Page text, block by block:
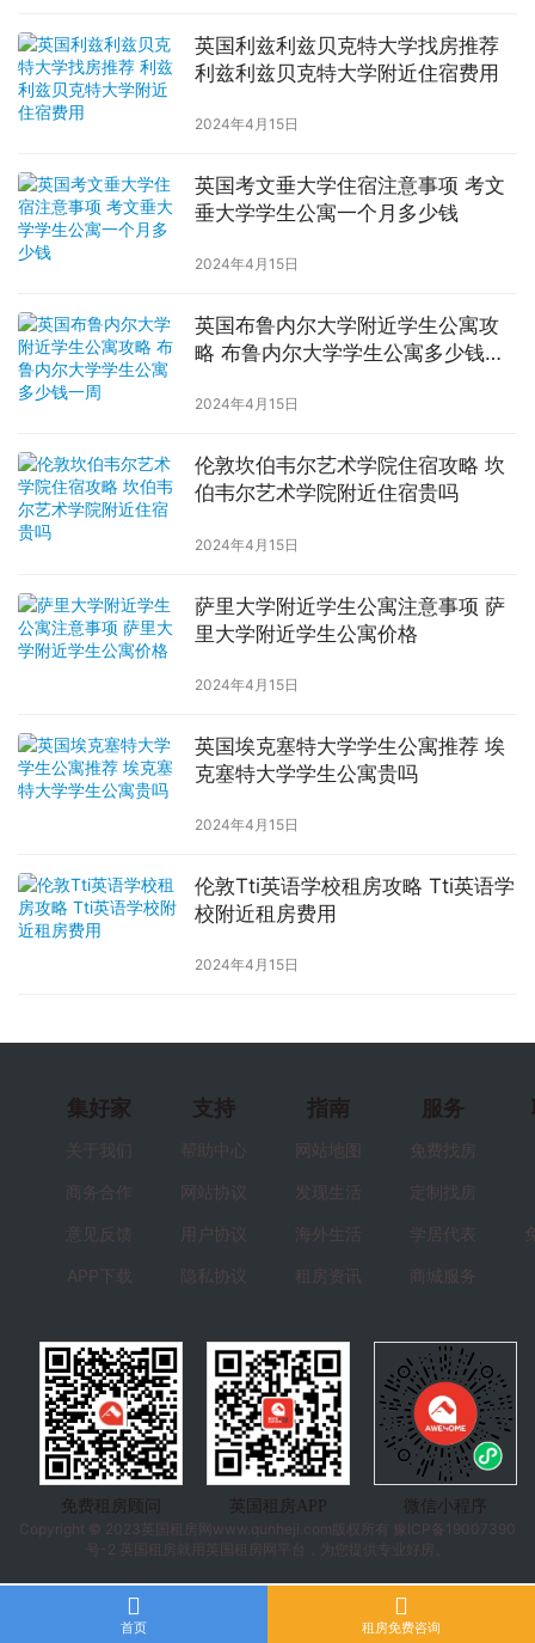
英国利兹利兹贝克特大学找房推荐
利兹利兹贝克特大学附近住宿费用
2024年4月15日
英国考文垂大学住宿注意事项 考文
垂大学学生公寓一个月多少钱
2024年4月15日
英国布鲁内尔大学附近学生公寓攻
略 布鲁内尔大学学生公寓多少钱一
2024年4月15日
伦敦坎伯韦尔艺术学院住宿攻略 坎
伯韦尔艺术学院附近住宿贵吗
2024年4月15日
萨里大学附近学生公寓注意事项 萨
里大学附近学生公寓价格
2024年4月15日
英国埃克塞特大学学生公寓推荐 埃
克塞特大学学生公寓贵吗
2024年4月15日
伦敦Tti英语学校租房攻略 Tti英语学
校附近租房费用
2024年4月15日
集好家
关于我们
商务合作
意见反馈
APP下载
支持
帮助中心
网站协议
用户协议
隐私协议
指南
网站地图
发现生活
海外生活
租房资讯
服务
免费找房
定制找房
学居代表
商城服务
免费租房顾问 英国租房APP
微信小程序
Copyright © 2023 英国租房 网www.qunheji.com版权所有
豫ICP备19007390
号-2 英国租房就用英国租房网平台，为您提供专业好房。
首页 租房免费咨询